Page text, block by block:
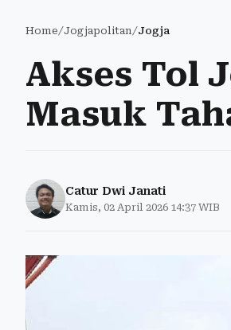
Home/Jogjapolitan/Jogja
Akses Tol
Masuk
Catur Dwi Janati
Kamis, 02 April 2026 14:37 WIB